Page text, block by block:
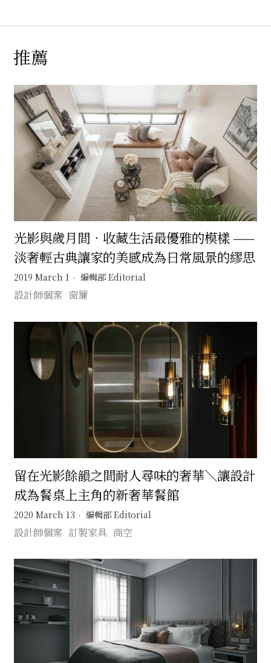
推薦
光影與歲月間．收藏生活最優雅的模樣 ——
淡奢輕古典讓家的美感成為日常風景的繆思
2019 March 1 編輯部 Editorial
設計師個案 窗簾
留在光影餘韻之間耐人尋味的奢華＼讓設計
成為餐桌上主角的新奢華餐館
2020 March 13 編輯部 Editorial
設計師個案 訂製家具 商空